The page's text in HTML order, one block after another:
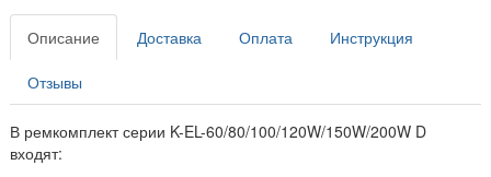
Описание Доставка Оплата Инструкция
Отзывы
В ремкомплект серии K-EL-60/80/100/120W/150W/200W D
входят: